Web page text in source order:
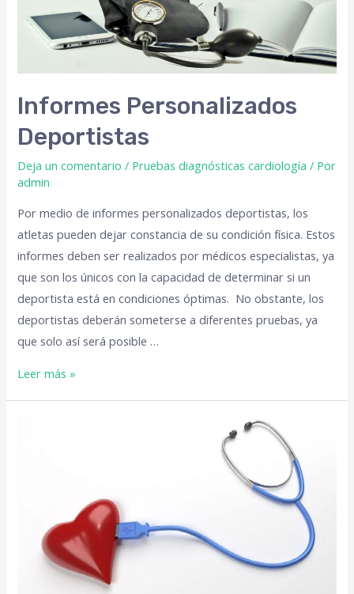
Informes Personalizados
Deportistas
Deja un comentario / Pruebas diagnósticas cardiología / Por
admin
Por medio de informes personalizados deportistas, los
atletas pueden dejar constancia de su condición física. Estos
informes deben ser realizados por médicos especialistas, ya
que son los únicos con la capacidad de determinar si un
deportista está en condiciones óptimas. No obstante, los
deportistas deberán someterse a diferentes pruebas, ya
que solo así será posible …
Leer más »